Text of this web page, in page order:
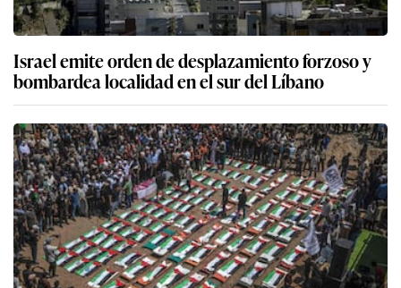
Israel emite orden de desplazamiento forzoso y
bombardea localidad en el sur del Líbano